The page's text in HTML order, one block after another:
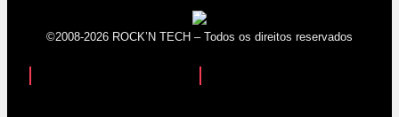
©2008-2026 ROCK’N TECH – Todos os direitos reservados